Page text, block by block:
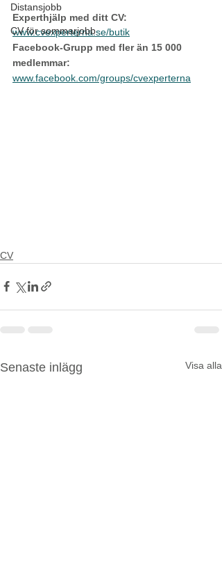
Distansjobb
CV för sommarjobb
Experthjälp med ditt CV:
www.cvexperterna.se/butik
Facebook-Grupp med fler än 15 000
medlemmar:
www.facebook.com/groups/cvexperterna
CV
Senaste inlägg Visa alla